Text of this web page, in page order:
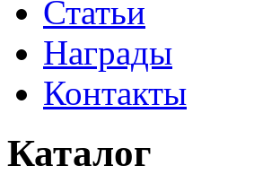
Статьи
Награды
Контакты
Каталог